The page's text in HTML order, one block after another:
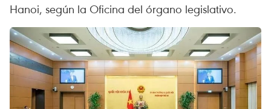
Hanoi, según la Oficina del órgano legislativo.